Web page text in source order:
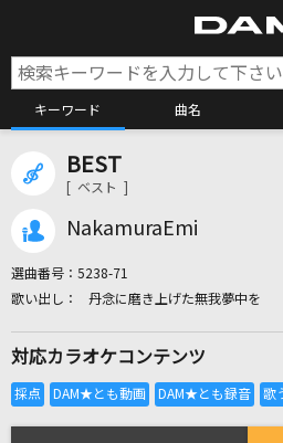
キーワード 曲名
全国りれ
BEST
[ ベスト ]
NakamuraEmi
選曲番号： 5238-71
丹念に磨き上げた無我夢中を
対応カラオケコンテンツ